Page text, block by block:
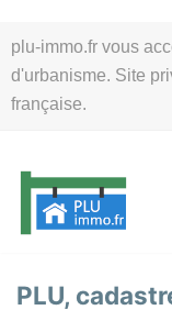
plu-immo.fr vous
d'urbanisme. Site
française.
au
contenu
PLU,